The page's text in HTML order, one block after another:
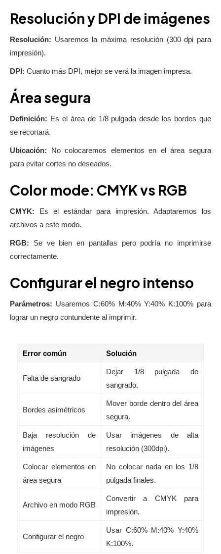
Resolución y DPI de imágenes
Resolución: Usaremos la máxima resolución (300 dpi para
impresión).
DPI: Cuanto más DPI, mejor se verá la imagen impresa.
Área segura
Definición: Es el área de 1/8 pulgada desde los bordes que
se recortará.
Ubicación: No colocaremos elementos en el área segura
para evitar cortes no deseados.
Color mode: CMYK vs RGB
CMYK: Es el estándar para impresión. Adaptaremos los
archivos a este modo.
RGB: Se ve bien en pantallas pero podría no imprimirse
correctamente.
Configurar el negro intenso
Parámetros: Usaremos C:60% M:40% Y:40% K:100% para
lograr un negro contundente al imprimir.
Error común Solución
Falta de sangrado
Dejar 1/8 pulgada de
sangrado.
Bordes asimétricos
Mover borde dentro del área
segura.
Baja resolución de
imágenes
Usar imágenes de alta
resolución (300dpi).
Colocar elementos en
área segura
No colocar nada en los 1/8
pulgada finales.
Archivo en modo RGB
Convertir a CMYK para
impresión.
Configurar el negro
Usar C:60% M:40% Y:40%
K:100%.